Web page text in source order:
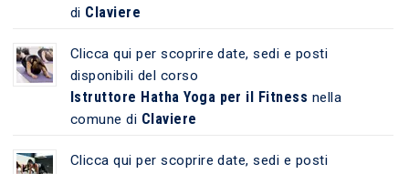
di Claviere
Clicca qui per scoprire date, sedi e posti
disponibili del corso
Istruttore Hatha Yoga per il Fitness nella
comune di Claviere
Clicca qui per scoprire date, sedi e posti